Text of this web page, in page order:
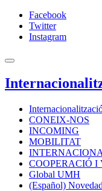
Facebook
Twitter
Instagram
CONEIX-NOS
INCOMING
MOBILITAT
COOPERACIÓ
Global UMH
(Español)